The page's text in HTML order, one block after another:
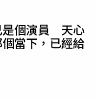
個演員 天心
個當下，已經給